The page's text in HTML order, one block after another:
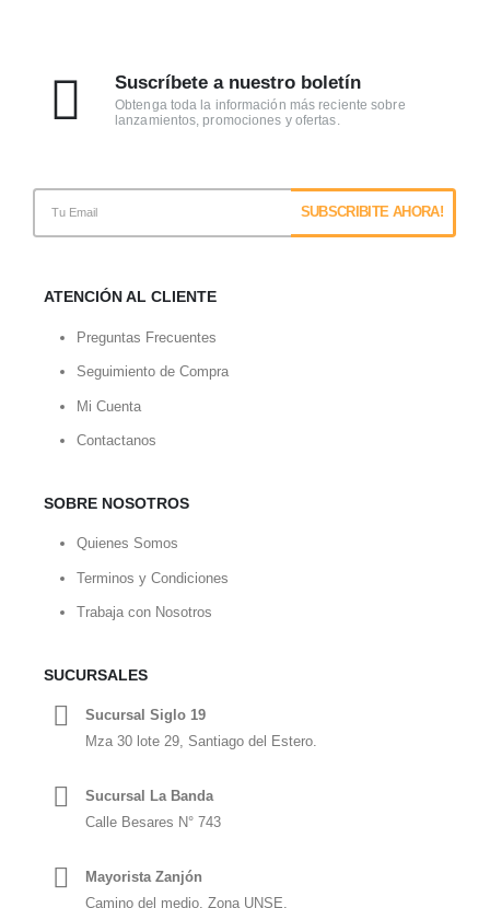
Suscríbete a nuestro boletín
Obtenga toda la información más reciente sobre
lanzamientos, promociones y ofertas.
ATENCIÓN AL CLIENTE
Preguntas Frecuentes
Seguimiento de Compra
Mi Cuenta
Contactanos
SOBRE NOSOTROS
Quienes Somos
Terminos y Condiciones
Trabaja con Nosotros
SUCURSALES
Sucursal Siglo 19
Mza 30 lote 29, Santiago del Estero.
Sucursal La Banda
Calle Besares N° 743
Mayorista Zanjón
Camino del medio, Zona UNSE.